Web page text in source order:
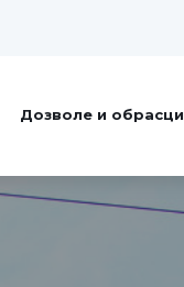
Дозволе и обрасци